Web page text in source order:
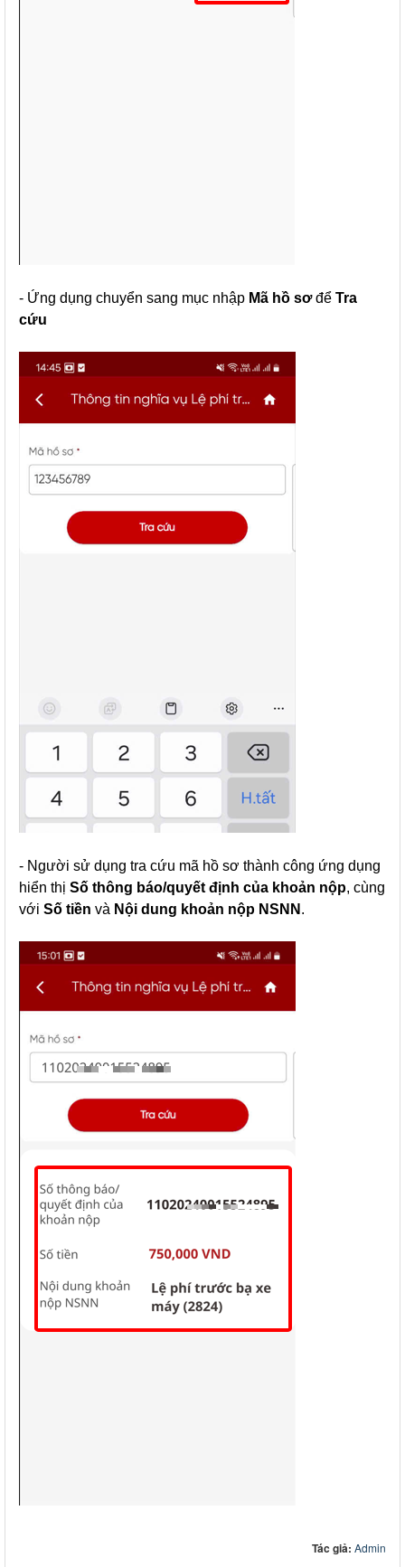
- Ứng dụng chuyển sang mục nhập Mã hồ sơđể Tra
cứu
- Người sử dụng tra cứu mã hồ sơ thành công ứng dụng
hiển thị Số thông báo/quyết định của khoản nộp, cùng
với Số tiền và Nội dung khoản nộp NSNN .
Tác giả: Admin